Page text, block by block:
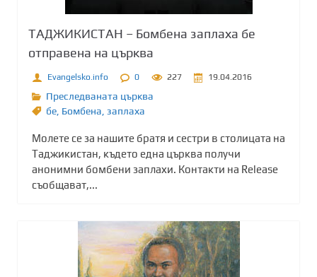
ТАДЖИКИСТАН – Бомбена заплаха бе
отправена на църквa
Evangelsko.info 0 227 19.04.2016
Преследваната църква
бе Бомбена заплаха
Молете се за нашите братя и сестри в столицата на
Таджикистан, където една църква получи
анонимни бомбени заплахи. Контакти на Release
съобщават,...